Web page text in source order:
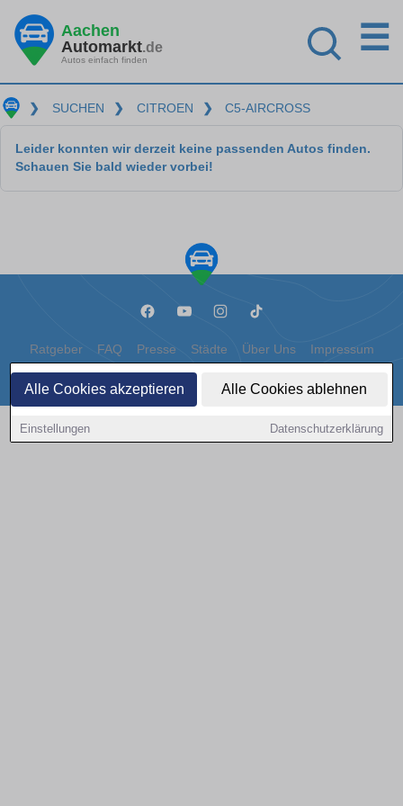
Alle Cookies akzeptieren Alle Cookies ablehnen
Einstellungen Datenschutzerklärung
Aachen
Automarkt.de
Autos einfach finden
☰
❯ SUCHEN ❯ CITROEN ❯ C5-AIRCROSS
Leider konnten wir derzeit keine passenden Autos finden.
Schauen Sie bald wieder vorbei!
Ratgeber FAQ Presse Städte Über Uns Impressum
Datenschutz Cookies
Copyright © 2000 - 2026 | 1A Infosysteme GmbH | Content by: 1a-sites-autos